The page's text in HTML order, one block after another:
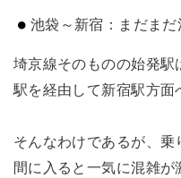
池袋～新宿：まだまだ
埼京線そのものの始発
駅を経由して新宿駅方面
そんなわけであるが、
間に入ると一気に混雑